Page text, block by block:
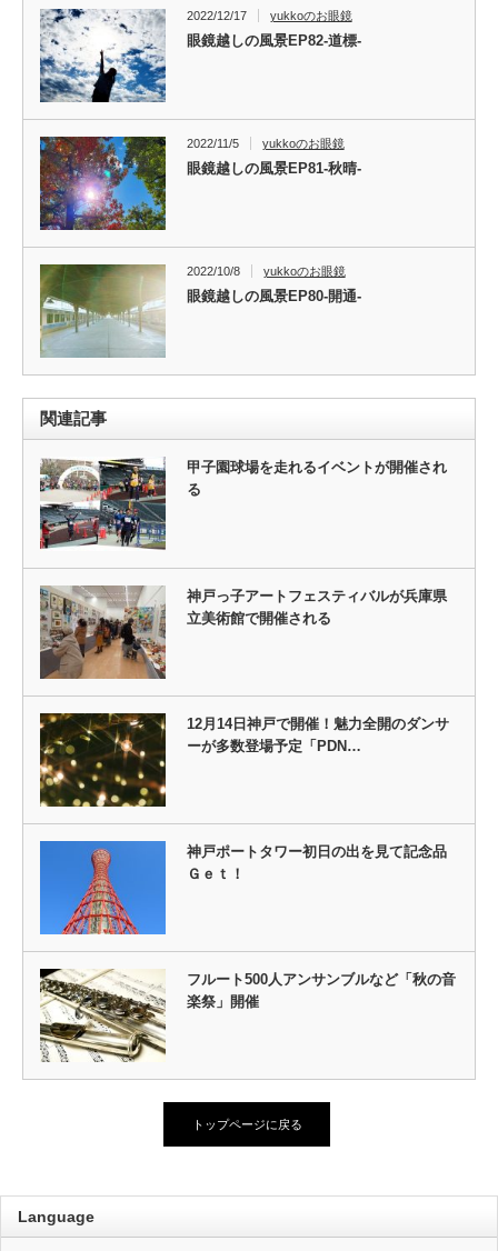
2022/12/17 yukkoのお眼鏡
眼鏡越しの風景EP82-道標-
2022/11/5 yukkoのお眼鏡
眼鏡越しの風景EP81-秋晴-
2022/10/8 yukkoのお眼鏡
眼鏡越しの風景EP80-開通-
関連記事
甲子園球場を走れるイベントが開催され
る
神戸っ子アートフェスティバルが兵庫県
立美術館で開催される
12月14日神戸で開催！魅力全開のダンサ
ーが多数登場予定「PDN…
神戸ポートタワー初日の出を見て記念品
Ｇｅｔ！
フルート500人アンサンブルなど「秋の音
楽祭」開催
トップページに戻る
Language